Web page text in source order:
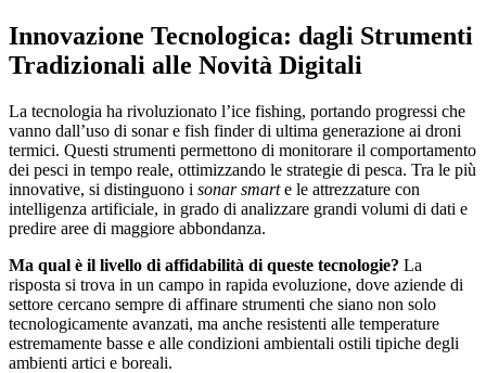
Innovazione Tecnologica: dagli Strumenti
Tradizionali alle Novità Digitali
La tecnologia ha rivoluzionato l’ice fishing, portando progressi che
vanno dall’uso di sonar e fish finder di ultima generazione ai droni
termici. Questi strumenti permettono di monitorare il comportamento
dei pesci in tempo reale, ottimizzando le strategie di pesca. Tra le più
innovative, si distinguono i sonar smarte le attrezzature con
intelligenza artificiale, in grado di analizzare grandi volumi di dati e
predire aree di maggiore abbondanza.
Ma qual è il livello di affidabilità di queste tecnologie? La
risposta si trova in un campo in rapida evoluzione, dove aziende di
settore cercano sempre di affinare strumenti che siano non solo
tecnologicamente avanzati, ma anche resistenti alle temperature
estremamente basse e alle condizioni ambientali ostili tipiche degli
ambienti artici e boreali.